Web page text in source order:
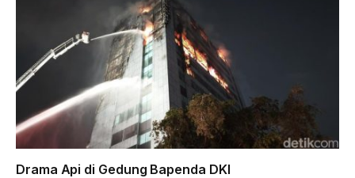
Drama Api di Gedung Bapenda DKI